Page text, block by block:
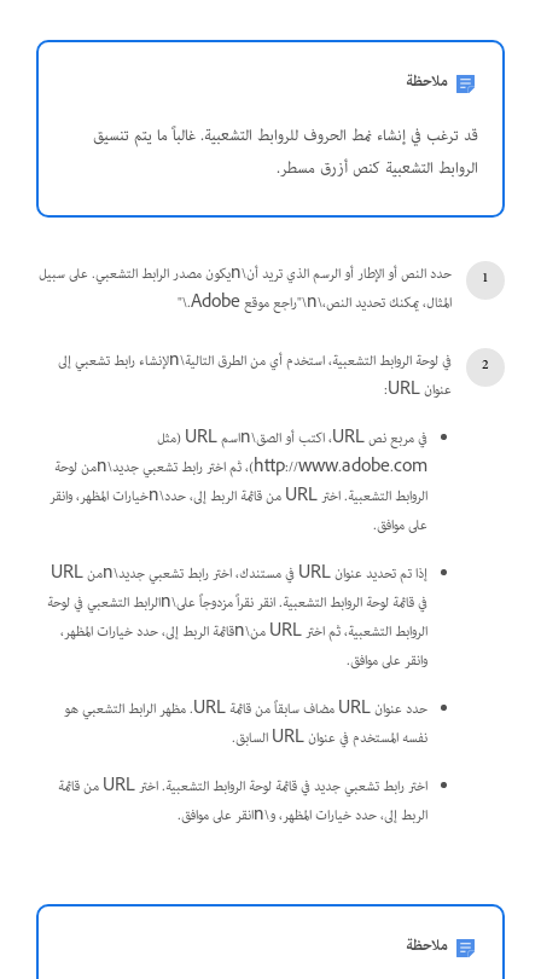
ملاحظة
قد ترغب في إنشاء نمط الحروف للروابط التشعبية. غالباً ما يتم تنسيق
الروابط التشعبية كنص أزرق مسطر.
حدد النص أو الإطار أو الرسم الذي تريد أن\nيكون مصدر الرابط التشعبي. على سبيل
المثال، يمكنك تحديد النص،\n\"راجع موقع Adobe.\"
في لوحة الروابط التشعبية، استخدم أي من الطرق التالية\nلإنشاء رابط تشعبي إلى
عنوان URL:
في مربع نص URL، اكتب أو الصق\nاسم URL (مثل
http://www.adobe.com)، ثم اختر رابط تشعبي جديد\nمن لوحة
الروابط التشعبية. اختر URL من قائمة الربط إلى، حدد\nخيارات المظهر، وانقر
على موافق.
إذا تم تحديد عنوان URL في مستندك، اختر رابط تشعبي جديد\nمن URL
في قائمة لوحة الروابط التشعبية. انقر نقراً مزدوجاً على\nالرابط التشعبي في لوحة
الروابط التشعبية، ثم اختر URL من\nقائمة الربط إلى، حدد خيارات المظهر،
وانقر على موافق.
حدد عنوان URL مضاف سابقاً من قائمة URL. مظهر الرابط التشعبي هو
نفسه المستخدم في عنوان URL السابق.
اختر رابط تشعبي جديد في قائمة لوحة الروابط التشعبية. اختر URL من قائمة
الربط إلى، حدد خيارات المظهر، و\nانقر على موافق.
ملاحظة